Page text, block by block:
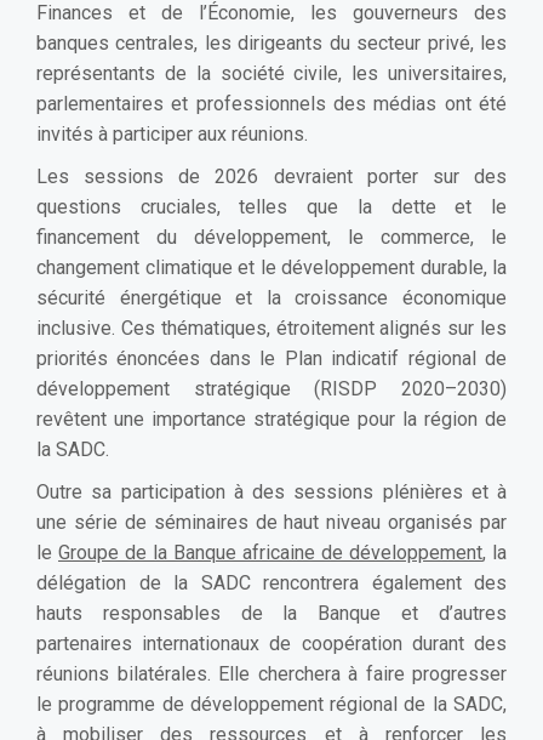
Finances et de l’Économie, les gouverneurs des
banques centrales, les dirigeants du secteur privé, les
représentants de la société civile, les universitaires,
parlementaires et professionnels des médias ont été
invités à participer aux réunions.
Les sessions de 2026 devraient porter sur des
questions cruciales, telles que la dette et le
financement du développement, le commerce, le
changement climatique et le développement durable, la
sécurité énergétique et la croissance économique
inclusive. Ces thématiques, étroitement alignés sur les
priorités énoncées dans le Plan indicatif régional de
développement stratégique (RISDP 2020–2030)
revêtent une importance stratégique pour la région de
la SADC.
Outre sa participation à des sessions plénières et à
une série de séminaires de haut niveau organisés par
le Groupe de la Banque africaine de développement, la
délégation de la SADC rencontrera également des
hauts responsables de la Banque et d’autres
partenaires internationaux de coopération durant des
réunions bilatérales. Elle cherchera à faire progresser
le programme de développement régional de la SADC,
à mobiliser des ressources et à renforcer les